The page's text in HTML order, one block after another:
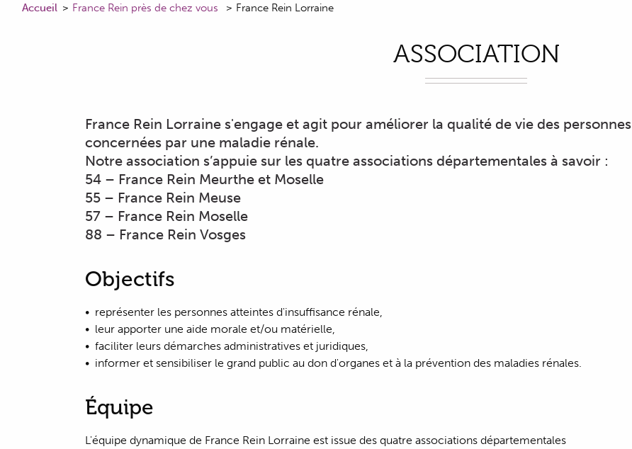
Accueil France Rein près de chez vous France Rein Lorraine
ASSOCIATION
France Rein Lorraine s'engage et agit pour améliorer la qualité de vie des personnes
concernées par une maladie rénale.
Notre association s’appuie sur les quatre associations départementales à savoir :
54 – France Rein Meurthe et Moselle
55 – France Rein Meuse
57 – France Rein Moselle
88 – France Rein Vosges
Objectifs
représenter les personnes atteintes d'insuffisance rénale,
leur apporter une aide morale et/ou matérielle,
faciliter leurs démarches administratives et juridiques,
informer et sensibiliser le grand public au don d'organes et à la prévention des maladies rénales.
Équipe
L'équipe dynamique de France Rein Lorraine est issue des quatre associations départementales